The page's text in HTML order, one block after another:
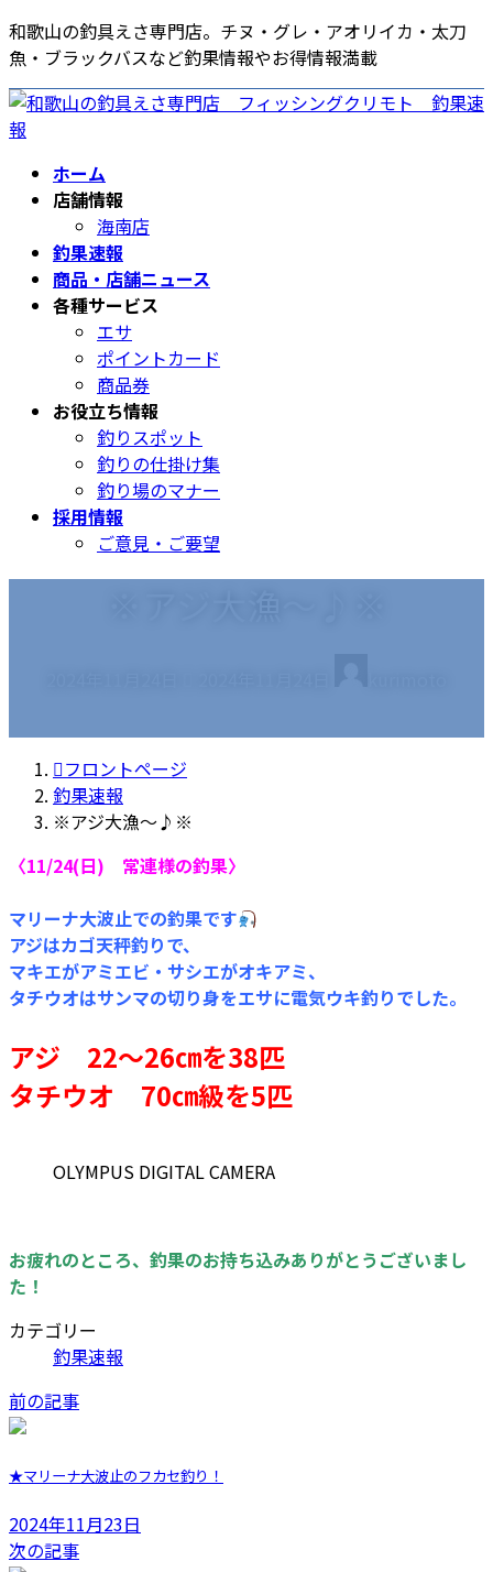
コ
ン
テ
ン
ツ
ナ
ビ
ゲ
ー
シ
和歌山の釣具えさ専門店。チヌ・グレ・アオリイカ・太刀
魚・ブラックバスなど釣果情報やお得情報満載
ホーム
店舗情報
海南店
釣果速報
商品・店舗ニュース
各種サービス
エサ
ポイントカード
商品券
お役立ち情報
釣りスポット
釣りの仕掛け集
釣り場のマナー
採用情報
ご意見・ご要望
新
フロントページ
釣果速報
※アジ大漁～♪※
〈11/24(日) 常連様の釣果〉
マリーナ大波止での釣果です
アジはカゴ天秤釣りで、
マキエがアミエビ・サシエがオキアミ、
タチウオはサンマの切り身をエサに電気ウキ釣りでした。
アジ 22～26㎝を38匹
タチウオ 70㎝級を5匹
OLYMPUS DIGITAL CAMERA
お疲れのところ、釣果のお持ち込みありがとうございまし
た！
カテゴリー
釣果速報
前の記事
★マリーナ大波止のフカセ釣り！
2024年11月23日
次の記事